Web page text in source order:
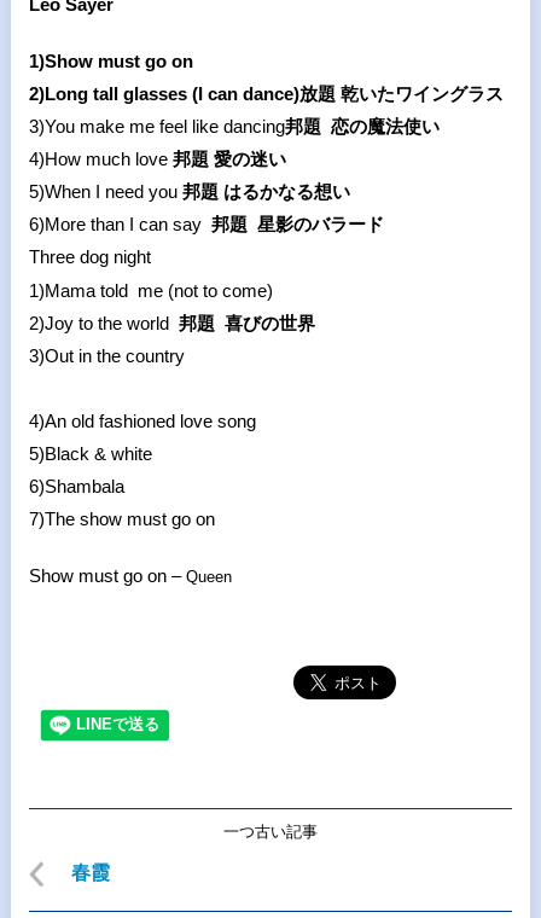
Leo Sayer
1)Show must go on
2)Long tall glasses (I can dance)放題 乾いたワイングラス
3)You make me feel like dancing邦題 恋の魔法使い
4)How much love 邦題 愛の迷い
5)When I need you 邦題 はるかなる想い
6)More than I can say 邦題 星影のバラード
Three dog night
1)Mama told me (not to come)
2)Joy to the world 邦題 喜びの世界
3)Out in the country
4)An old fashioned love song
5)Black & white
6)Shambala
7)The show must go on
Show must go on – Queen
一つ古い記事
春霞